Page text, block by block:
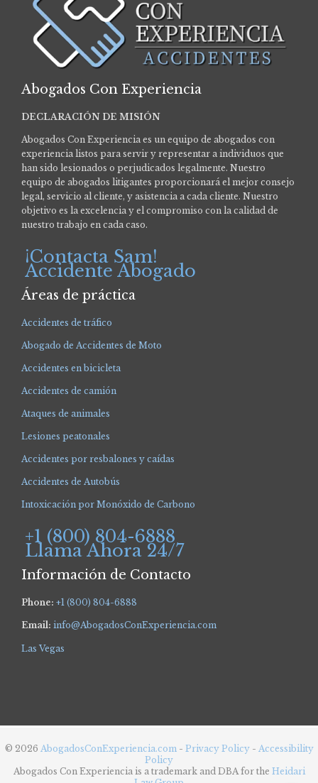
Abogados Con Experiencia
DECLARACIÓN DE MISIÓN
Abogados Con Experiencia es un equipo de abogados con
experiencia listos para servir y representar a individuos que
han sido lesionados o perjudicados legalmente. Nuestro
equipo de abogados litigantes proporcionará el mejor consejo
legal, servicio al cliente, y asistencia a cada cliente. Nuestro
objetivo es la excelencia y el compromiso con la calidad de
nuestro trabajo en cada caso.
¡Contacta Sam!
Accidente Abogado
Áreas de práctica
Accidentes de tráfico
Abogado de Accidentes de Moto
Accidentes en bicicleta
Accidentes de camión
Ataques de animales
Lesiones peatonales
Accidentes por resbalones y caídas
Accidentes de Autobús
Intoxicación por Monóxido de Carbono
+1 (800) 804-6888
Llama Ahora 24/7
Información de Contacto
Phone: +1 (800) 804-6888
Email: info@AbogadosConExperiencia.com
Las Vegas
© 2026 AbogadosConExperiencia.com- Privacy Policy - Accessibility
Policy
Abogados Con Experiencia is a trademark and DBA for the Heidari